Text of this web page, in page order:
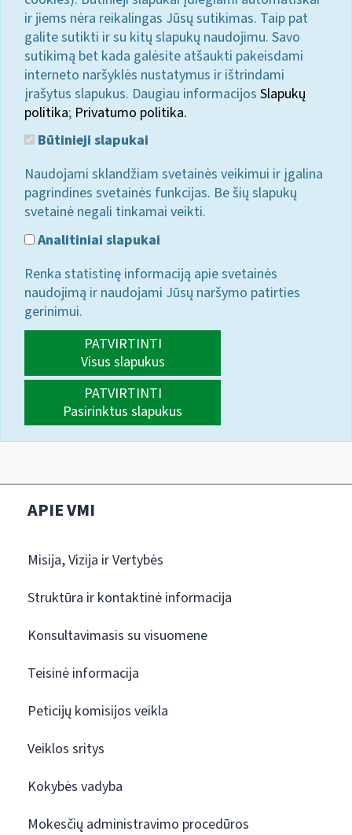
ir jiems nėra reikalingas Jūsų sutikimas. Taip pat
galite sutikti ir su kitų slapukų naudojimu. Savo
sutikimą bet kada galėsite atšaukti pakeisdami
interneto naršyklės nustatymus ir ištrindami
įrašytus slapukus. Daugiau informacijos Slapukų
politika; Privatumo politika.
Būtinieji slapukai
Naudojami sklandžiam svetainės veikimui ir įgalina
pagrindines svetainės funkcijas. Be šių slapukų
svetainė negali tinkamai veikti.
Analitiniai slapukai
Renka statistinę informaciją apie svetainės
naudojimą ir naudojami Jūsų naršymo patirties
gerinimui.
PATVIRTINTI
Visus slapukus
PATVIRTINTI
Pasirinktus slapukus
APIE VMI
Misija, Vizija ir Vertybės
Struktūra ir kontaktinė informacija
Konsultavimasis su visuomene
Teisinė informacija
Peticijų komisijos veikla
Veiklos sritys
Kokybės vadyba
Mokesčių administravimo procedūros